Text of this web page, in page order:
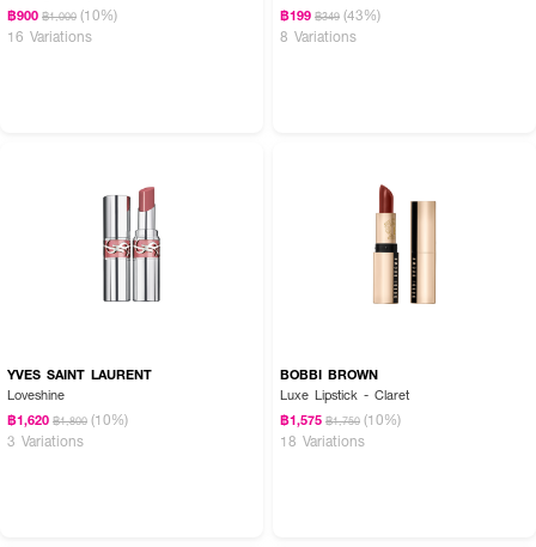
฿900 ฿1,000 (10%)
16 Variations
฿199 ฿349 (43%)
8 Variations
YVES SAINT LAURENT
Loveshine
฿1,620 ฿1,800 (10%)
3 Variations
BOBBI BROWN
Luxe Lipstick - Claret
฿1,575 ฿1,750 (10%)
18 Variations